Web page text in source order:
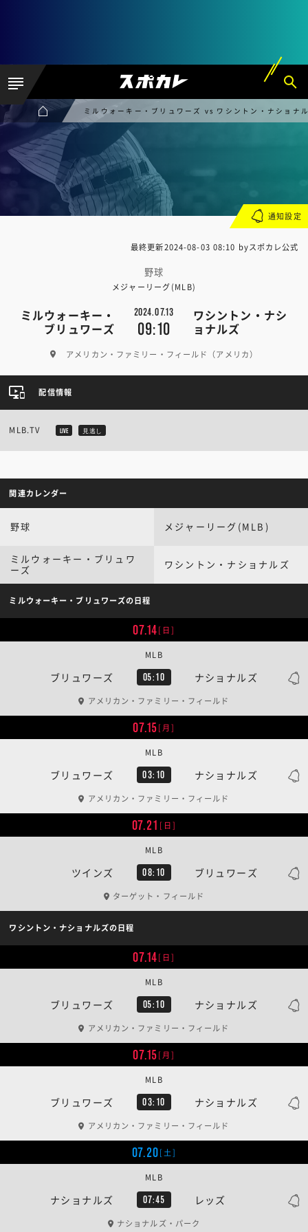
ミルウォーキー・ブリュワーズ vs ワシントン・ナショナ
最終更新2024-08-03 08:10 byスポカレ公式
野球
メジャーリーグ(MLB)
ミルウォーキー・
ブリュワーズ
2024.07.13
09:10
ワシントン・ナシ
ョナルズ
アメリカン・ファミリー・フィールド（アメリカ）
通知設定
配信情報
MLB.TV LIVE 見逃し
関連カレンダー
野球 メジャーリーグ(MLB)
ミルウォーキー・ブリュワ
ーズ
ワシントン・ナショナルズ
ミルウォーキー・ブリュワーズの日程
07.14[日]
ブリュワーズ 05:10 ナショナルズ
MLB
アメリカン・ファミリー・フィールド
07.15[月]
ブリュワーズ 03:10 ナショナルズ
MLB
アメリカン・ファミリー・フィールド
07.21 [日]
ツインズ 08:10 ブリュワーズ
MLB
ターゲット・フィールド
ワシントン・ナショナルズの日程
07.14[日]
ブリュワーズ 05:10 ナショナルズ
MLB
アメリカン・ファミリー・フィールド
07.15[月]
ブリュワーズ 03:10 ナショナルズ
MLB
アメリカン・ファミリー・フィールド
07.20[土]
ナショナルズ 07:45 レッズ
MLB
ナショナルズ・パーク